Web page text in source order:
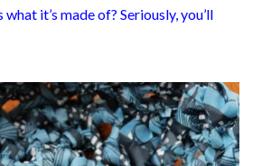
it’s made of? Seriously, you’ll